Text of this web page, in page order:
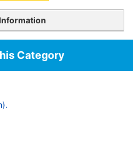
Category